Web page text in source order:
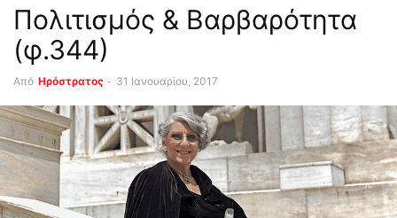
Πολιτισμός & Βαρβαρότητα
(φ.344)
Από Ηρόστρατος - 31 Ιανουαρίου, 2017